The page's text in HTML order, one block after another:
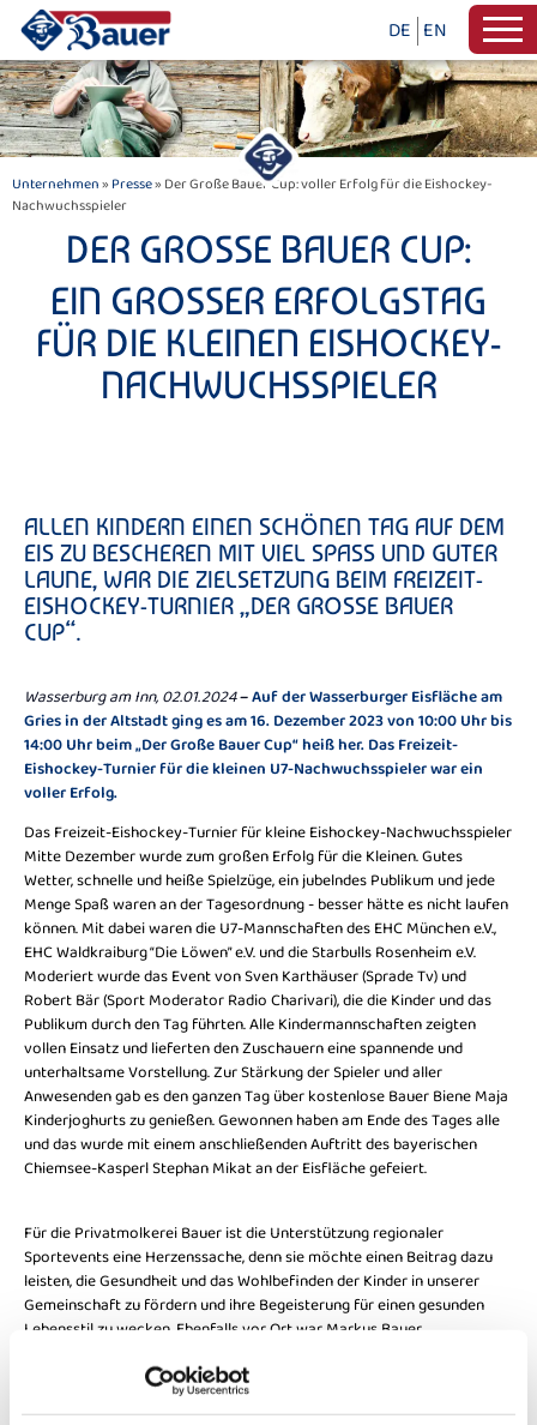
DE EN
Unternehmen» Presse» Der Große Bauer Cup: voller Erfolg für die Eishockey-
Nachwuchsspieler
DER GROSSE BAUER CUP:
EIN GROSSER ERFOLGSTAG F
ÜR DIE KLEINEN EISHOCKEY-N
ACHWUCHSSPIELER
ALLEN KINDERN EINEN SCHÖNEN TAG AUF DEM
EIS ZU BESCHEREN MIT VIEL SPASS UND GUTER L
AUNE, WAR DIE ZIELSETZUNG BEIM FREIZEIT-E
ISHOCKEY-TURNIER „DER GROSSE BAUER CU
P“.
Wasserburg am Inn, 02.01.2024–Auf der Wasserburger Eisfläche am
Gries in der Altstadt ging es am 16. Dezember 2023 von 10:00 Uhr bis
14:00 Uhr beim „Der Große Bauer Cup“ heiß her. Das Freizeit-
Eishockey-Turnier für die kleinen U7-Nachwuchsspieler war ein
voller Erfolg.
Das Freizeit-Eishockey-Turnier für kleine Eishockey-Nachwuchsspieler
Mitte Dezember wurde zum großen Erfolg für die Kleinen. Gutes
Wetter, schnelle und heiße Spielzüge, ein jubelndes Publikum und jede
Menge Spaß waren an der Tagesordnung - besser hätte es nicht laufen
können. Mit dabei waren die U7-Mannschaften des EHC München e.V.,
EHC Waldkraiburg “Die Löwen” e.V. und die Starbulls Rosenheim e.V.
Moderiert wurde das Event von Sven Karthäuser (Sprade Tv) und
Robert Bär (Sport Moderator Radio Charivari), die die Kinder und das
Publikum durch den Tag führten. Alle Kindermannschaften zeigten
vollen Einsatz und lieferten den Zuschauern eine spannende und
unterhaltsame Vorstellung. Zur Stärkung der Spieler und aller
Anwesenden gab es den ganzen Tag über kostenlose Bauer Biene Maja
Kinderjoghurts zu genießen. Gewonnen haben am Ende des Tages alle
und das wurde mit einem anschließenden Auftritt des bayerischen
Chiemsee-Kasperl Stephan Mikat an der Eisfläche gefeiert.
Für die Privatmolkerei Bauer ist die Unterstützung regionaler
Sportevents eine Herzenssache, denn sie möchte einen Beitrag dazu
leisten, die Gesundheit und das Wohlbefinden der Kinder in unserer
Gemeinschaft zu fördern und ihre Begeisterung für einen gesunden
Lebensstil zu wecken. Ebenfalls vor Ort war Markus Bauer,
Aufsichtsrats der Bauer Gruppe, der den Eishockey-Nachwuchs-
Mannschaften des EHC Waldkraiburg „Die Löwen“ e.V. und des EHC